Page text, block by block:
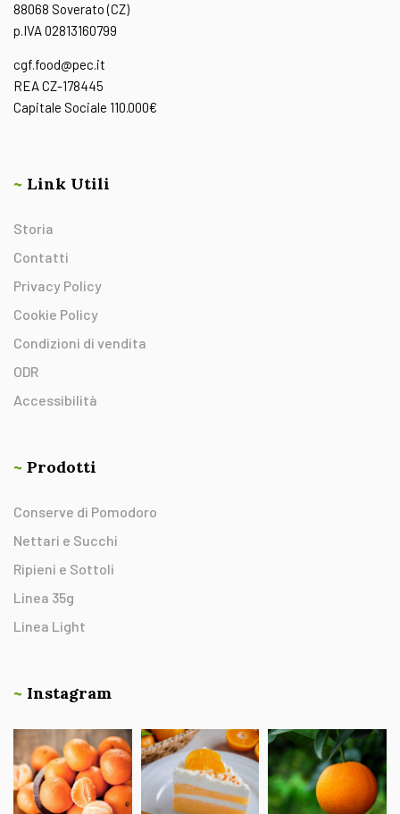
88068 Soverato (CZ)
p.IVA 02813160799
cgf.food@pec.it
REA CZ-178445
Capitale Sociale 110.000€
~ Link Utili
Storia
Contatti
Privacy Policy
Cookie Policy
Condizioni di vendita
ODR
Accessibilità
~ Prodotti
Conserve di Pomodoro
Nettari e Succhi
Ripieni e Sottoli
Linea 35g
Linea Light
~ Instagram